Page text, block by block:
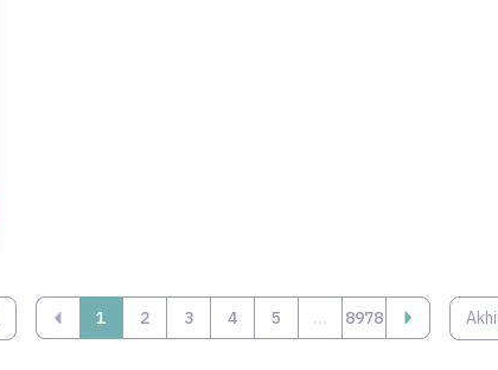
‹ 1 2 3 4 5 ... 8978